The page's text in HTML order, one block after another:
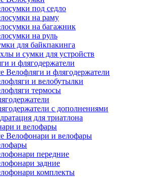
под седло
на раму
на багажник
на руль
для байкпакинга
и сумки для устройств
и флягодержатели
Велофляги и флягодержатели
и велобутылки
термосы
с дополнениями
для триатлона
и велофары
Велофонари и велофары
передние
задние
комплекты